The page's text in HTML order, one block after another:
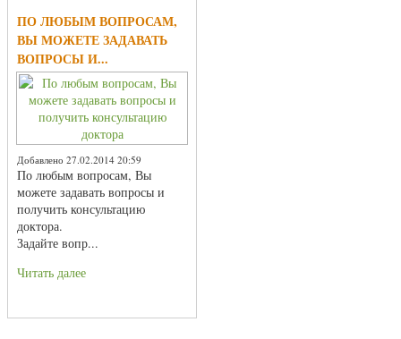
ПО ЛЮБЫМ ВОПРОСАМ,
ВЫ МОЖЕТЕ ЗАДАВАТЬ
ВОПРОСЫ И...
Добавлено 27.02.2014 20:59
По любым вопросам, Вы
можете задавать вопросы и
получить консультацию
доктора.
Задайте вопр...
Читать далее